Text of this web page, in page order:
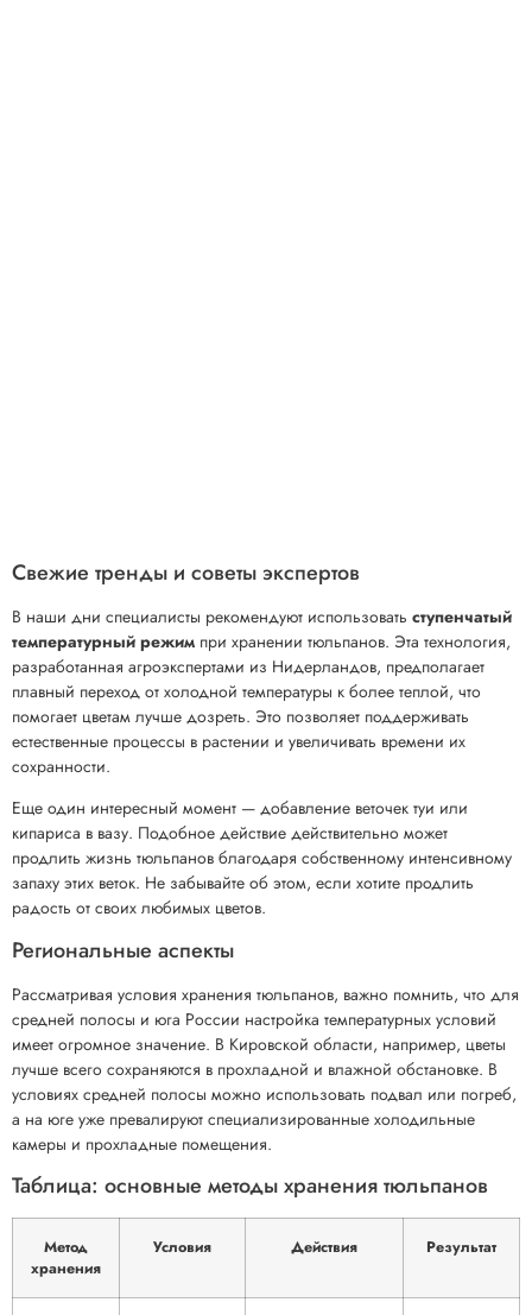
Свежие тренды и советы экспертов
В наши дни специалисты рекомендуют использовать ступенчатый
температурный режим при хранении тюльпанов. Эта технология,
разработанная агроэкспертами из Нидерландов, предполагает
плавный переход от холодной температуры к более теплой, что
помогает цветам лучше дозреть. Это позволяет поддерживать
естественные процессы в растении и увеличивать времени их
сохранности.
Еще один интересный момент — добавление веточек туи или
кипариса в вазу. Подобное действие действительно может
продлить жизнь тюльпанов благодаря собственному интенсивному
запаху этих веток. Не забывайте об этом, если хотите продлить
радость от своих любимых цветов.
Региональные аспекты
Рассматривая условия хранения тюльпанов, важно помнить, что для
средней полосы и юга России настройка температурных условий
имеет огромное значение. В Кировской области, например, цветы
лучше всего сохраняются в прохладной и влажной обстановке. В
условиях средней полосы можно использовать подвал или погреб,
а на юге уже превалируют специализированные холодильные
камеры и прохладные помещения.
Таблица: основные методы хранения тюльпанов
Метод
хранения
Условия Действия Результат